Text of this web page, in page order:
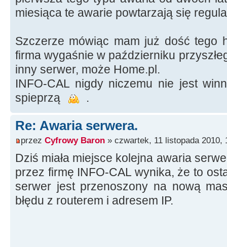
miesiąca te awarie powtarzają się
Szczerze mówiąc mam już dość tego
firma wygaśnie w październiku
inny serwer, może Home.pl.
INFO-CAL nigdy niczemu nie jest
spieprzą
.
Re: Awaria serwera.
przez Cyfrowy Baron » czwartek, 11 listopada 2010,
Dziś miała miejsce kolejna awaria
przez firmę INFO-CAL wynika, że to
serwer jest przenoszony na nową
błędu z routerem i adresem IP.